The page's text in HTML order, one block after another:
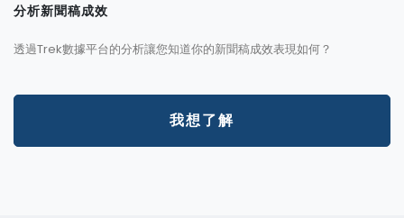
分析新聞稿成效
透過Trek數據平台的分析讓您知道你的新聞稿成效表現如何？
我想了解